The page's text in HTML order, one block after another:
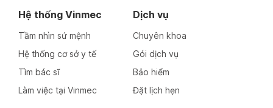
Hệ thống Vinmec
Tầm nhìn sứ mệnh
Hệ thống cơ sở y tế
Tìm bác sĩ
Làm việc tại Vinmec
Dịch vụ
Chuyên khoa
Gói dịch vụ
Bảo hiểm
Đặt lịch hẹn